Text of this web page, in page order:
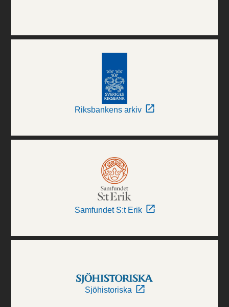
Riksbankens arkiv
Samfundet S:t Erik
Sjöhistoriska